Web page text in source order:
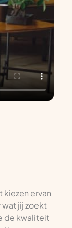
kiezen ervan
jij zoekt
de kwaliteit